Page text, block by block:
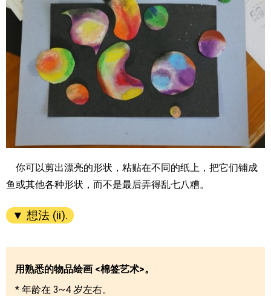
你可以剪出漂亮的形状，粘贴在不同的纸上，把它们铺成
鱼或其他各种形状，而不是最后弄得乱七八糟。
▼ 想法 (ii).
用熟悉的物品绘画 <棉签艺术>。
* 年龄在 3~4 岁左右。